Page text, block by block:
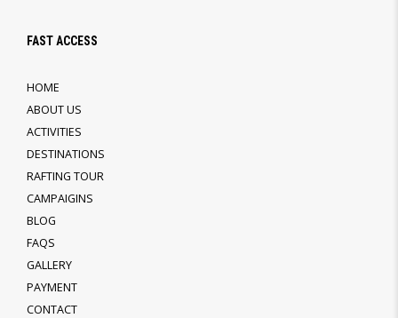
FAST ACCESS
HOME
ABOUT US
ACTIVITIES
DESTINATIONS
RAFTING TOUR
CAMPAIGINS
BLOG
FAQS
GALLERY
PAYMENT
CONTACT